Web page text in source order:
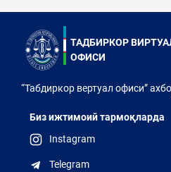
ТАДБИРКОР
ОФИСИ
“Табдиркор вертуал офиси”
Биз ижтимоий тармоқларда
Instagram
Telegram